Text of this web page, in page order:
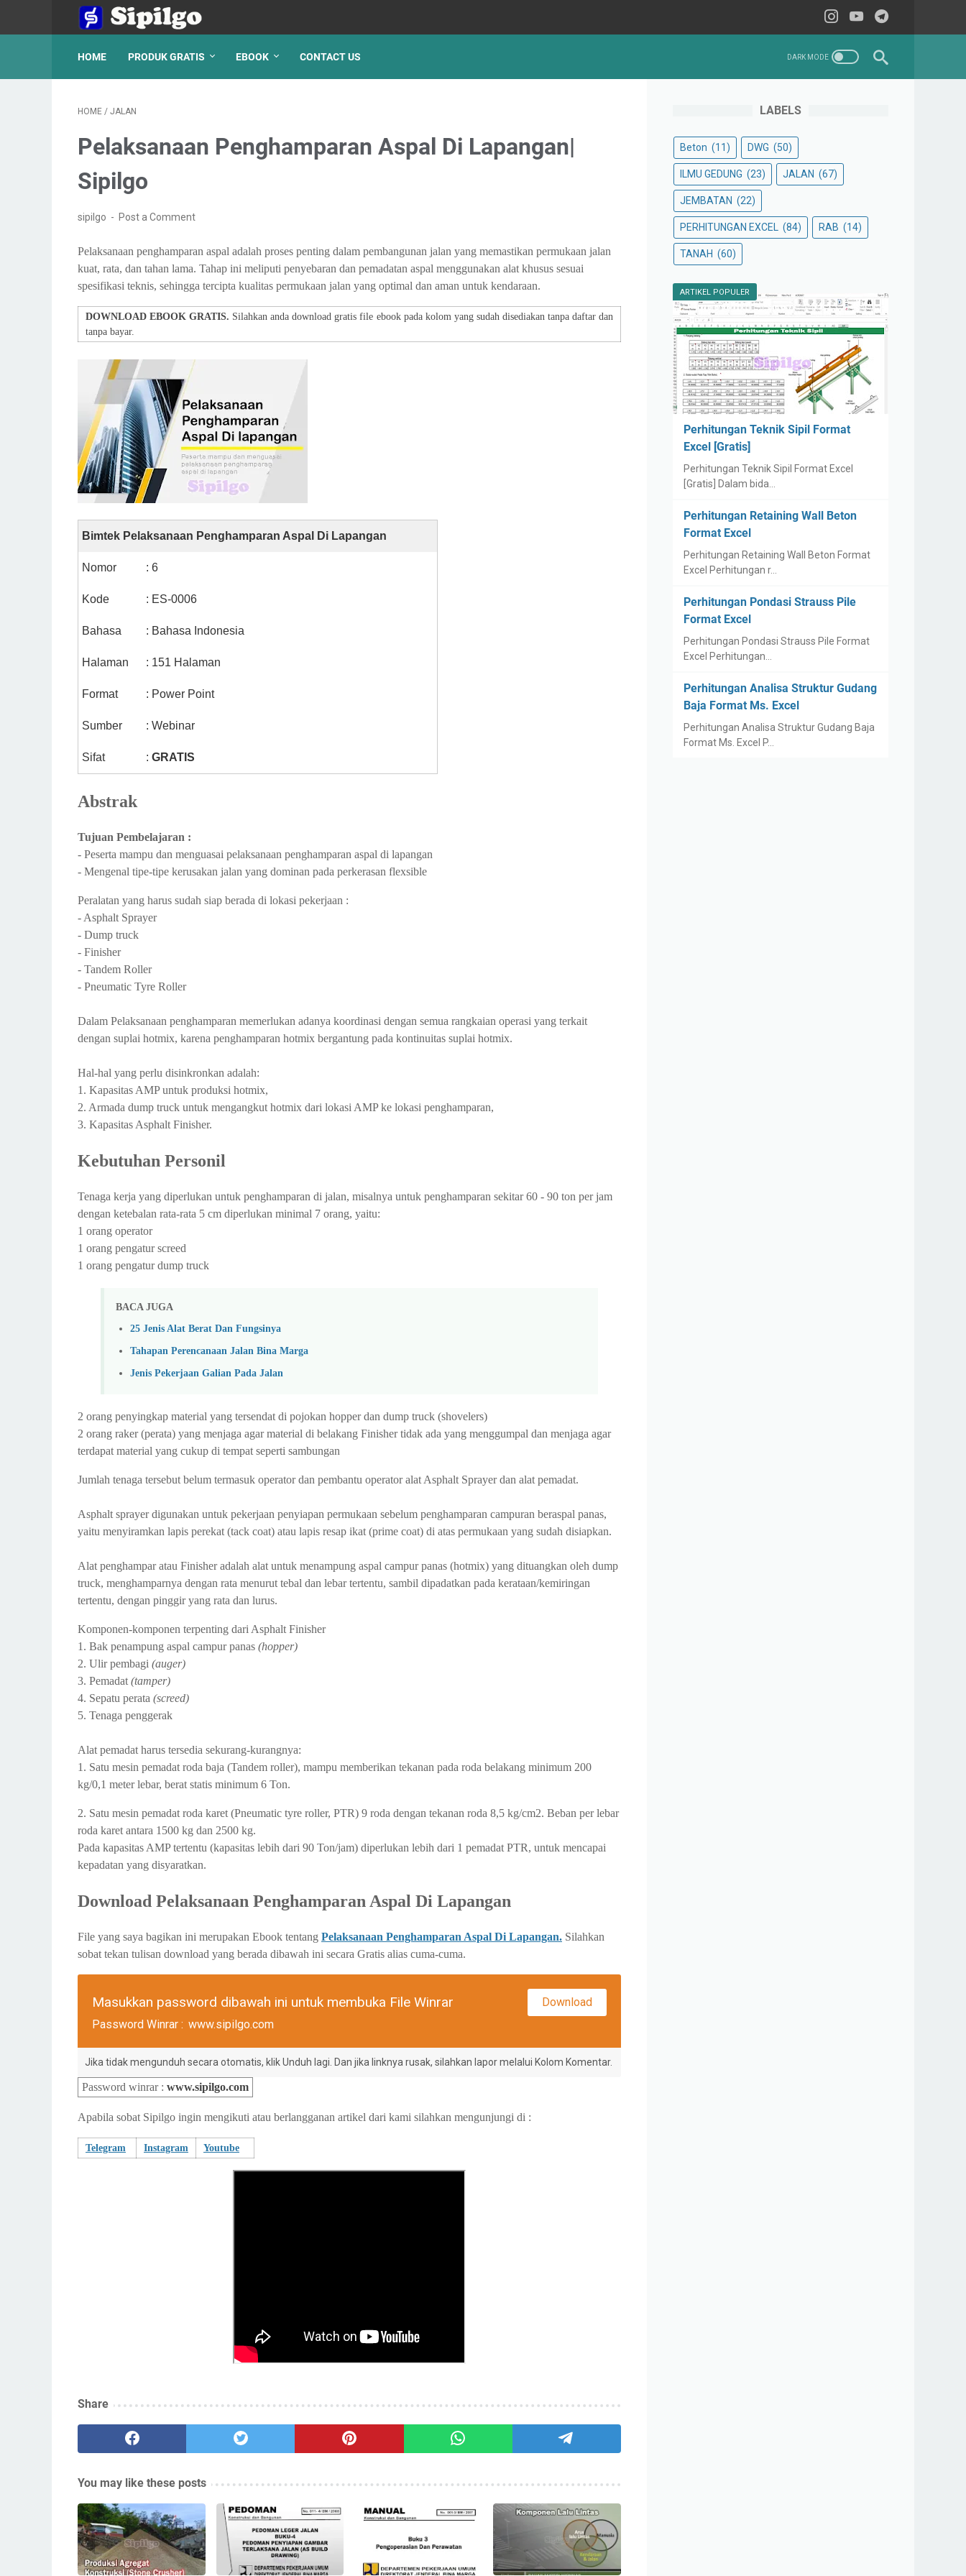
HOME PRODUK GRATIS EBOOK CONTACT US
HOME / JALAN
Pelaksanaan Penghamparan Aspal Di Lapangan|
Sipilgo
sipilgo Post a Comment
Pelaksanaan penghamparan aspal adalah proses penting dalam pembangunan jalan yang memastikan permukaan jalan
kuat, rata, dan tahan lama. Tahap ini meliputi penyebaran dan pemadatan aspal menggunakan alat khusus sesuai
spesifikasi teknis, sehingga tercipta kualitas permukaan jalan yang optimal dan aman untuk kendaraan.
DOWNLOAD EBOOK GRATIS. Silahkan anda download gratis file ebook pada kolom yang sudah disediakan tanpa daftar dan
tanpa bayar.
Bimtek Pelaksanaan Penghamparan Aspal Di Lapangan
Nomor : 6
Kode : ES-0006
Bahasa : Bahasa Indonesia
Halaman : 151 Halaman
Format : Power Point
Sumber : Webinar
Sifat : GRATIS
Abstrak
Tujuan Pembelajaran :
- Peserta mampu dan menguasai pelaksanaan penghamparan aspal di lapangan
- Mengenal tipe-tipe kerusakan jalan yang dominan pada perkerasan flexsible
Peralatan yang harus sudah siap berada di lokasi pekerjaan :
- Asphalt Sprayer
- Dump truck
- Finisher
- Tandem Roller
- Pneumatic Tyre Roller
Dalam Pelaksanaan penghamparan memerlukan adanya koordinasi dengan semua rangkaian operasi yang terkait
dengan suplai hotmix, karena penghamparan hotmix bergantung pada kontinuitas suplai hotmix.
Hal-hal yang perlu disinkronkan adalah:
1. Kapasitas AMP untuk produksi hotmix,
2. Armada dump truck untuk mengangkut hotmix dari lokasi AMP ke lokasi penghamparan,
3. Kapasitas Asphalt Finisher.
Kebutuhan Personil
Tenaga kerja yang diperlukan untuk penghamparan di jalan, misalnya untuk penghamparan sekitar 60 - 90 ton per jam
dengan ketebalan rata-rata 5 cm diperlukan minimal 7 orang, yaitu:
1 orang operator
1 orang pengatur screed
1 orang pengatur dump truck
BACA JUGA
25 Jenis Alat Berat Dan Fungsinya
Tahapan Perencanaan Jalan Bina Marga
Jenis Pekerjaan Galian Pada Jalan
2 orang penyingkap material yang tersendat di pojokan hopper dan dump truck (shovelers)
2 orang raker (perata) yang menjaga agar material di belakang Finisher tidak ada yang menggumpal dan menjaga agar
terdapat material yang cukup di tempat seperti sambungan
Jumlah tenaga tersebut belum termasuk operator dan pembantu operator alat Asphalt Sprayer dan alat pemadat.
Asphalt sprayer digunakan untuk pekerjaan penyiapan permukaan sebelum penghamparan campuran beraspal panas,
yaitu menyiramkan lapis perekat (tack coat) atau lapis resap ikat (prime coat) di atas permukaan yang sudah disiapkan.
Alat penghampar atau Finisher adalah alat untuk menampung aspal campur panas (hotmix) yang dituangkan oleh dump
truck, menghamparnya dengan rata menurut tebal dan lebar tertentu, sambil dipadatkan pada kerataan/kemiringan
tertentu, dengan pinggir yang rata dan lurus.
Komponen-komponen terpenting dari Asphalt Finisher
1. Bak penampung aspal campur panas (hopper)
2. Ulir pembagi (auger)
3. Pemadat (tamper)
4. Sepatu perata (screed)
5. Tenaga penggerak
Alat pemadat harus tersedia sekurang-kurangnya:
1. Satu mesin pemadat roda baja (Tandem roller), mampu memberikan tekanan pada roda belakang minimum 200
kg/0,1 meter lebar, berat statis minimum 6 Ton.
2. Satu mesin pemadat roda karet (Pneumatic tyre roller, PTR) 9 roda dengan tekanan roda 8,5 kg/cm2. Beban per lebar
roda karet antara 1500 kg dan 2500 kg.
Pada kapasitas AMP tertentu (kapasitas lebih dari 90 Ton/jam) diperlukan lebih dari 1 pemadat PTR, untuk mencapai
kepadatan yang disyaratkan.
Download Pelaksanaan Penghamparan Aspal Di Lapangan
File yang saya bagikan ini merupakan Ebook tentang Pelaksanaan Penghamparan Aspal Di Lapangan. Silahkan
sobat tekan tulisan download yang berada dibawah ini secara Gratis alias cuma-cuma.
Masukkan password dibawah ini untuk membuka File Winrar
Download
Password Winrar : www.sipilgo.com
Jika tidak mengunduh secara otomatis, klik Unduh lagi. Dan jika linknya rusak, silahkan lapor melalui Kolom Komentar.
Password winrar : www.sipilgo.com
Apabila sobat Sipilgo ingin mengikuti atau berlangganan artikel dari kami silahkan mengunjungi di :
Telegram Instagram Youtube
Share
You may like these posts
LABELS
Beton (11) DWG (50)
ILMU GEDUNG (23) JALAN (67)
JEMBATAN (22)
PERHITUNGAN EXCEL (84) RAB (14)
TANAH (60)
ARTIKEL POPULER
Perhitungan Teknik Sipil Format
Excel [Gratis]
Perhitungan Teknik Sipil Format Excel
[Gratis] Dalam bida…
Perhitungan Retaining Wall Beton
Format Excel
Perhitungan Retaining Wall Beton Format
Excel Perhitungan r…
Perhitungan Pondasi Strauss Pile
Format Excel
Perhitungan Pondasi Strauss Pile Format
Excel Perhitungan…
Perhitungan Analisa Struktur Gudang
Baja Format Ms. Excel
Perhitungan Analisa Struktur Gudang Baja
Format Ms. Excel P…